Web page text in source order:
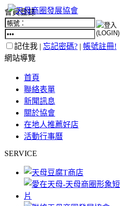
會員登錄
記住我 | 忘記密碼? | 帳號註冊!
網站導覽
首頁
聯絡表單
新聞訊息
關於協會
在地人推薦好店
活動行事曆
SERVICE